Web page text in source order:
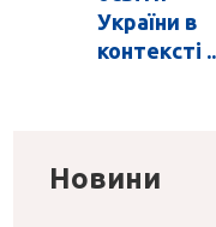
України в
контексті
Новини